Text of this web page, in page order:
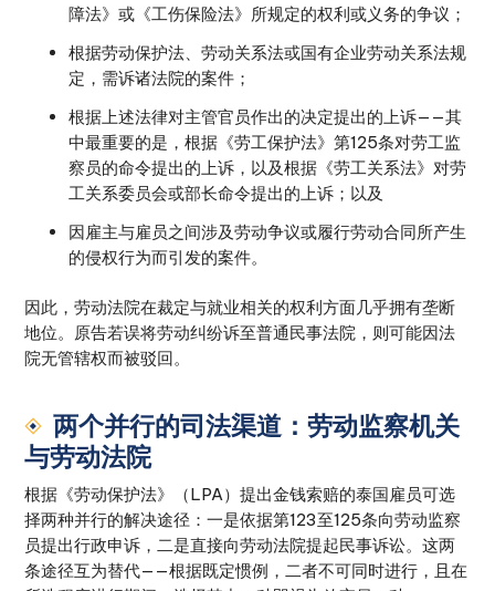
障法》或《工伤保险法》所规定的权利或义务的争议；
根据劳动保护法、劳动关系法或国有企业劳动关系法规
定，需诉诸法院的案件；
根据上述法律对主管官员作出的决定提出的上诉——其
中最重要的是，根据《劳工保护法》第125条对劳工监
察员的命令提出的上诉，以及根据《劳工关系法》对劳
工关系委员会或部长命令提出的上诉；以及
因雇主与雇员之间涉及劳动争议或履行劳动合同所产生
的侵权行为而引发的案件。
因此，劳动法院在裁定与就业相关的权利方面几乎拥有垄断
地位。原告若误将劳动纠纷诉至普通民事法院，则可能因法
院无管辖权而被驳回。
两个并行的司法渠道：劳动监察机关
与劳动法院
根据《劳动保护法》（LPA）提出金钱索赔的泰国雇员可选
择两种并行的解决途径：一是依据第123至125条向劳动监察
员提出行政申诉，二是直接向劳动法院提起民事诉讼。这两
条途径互为替代——根据既定惯例，二者不可同时进行，且在